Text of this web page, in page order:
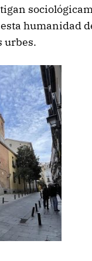
humanidad
urbes.